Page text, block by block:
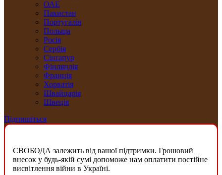
ОАЕ
Пакистан
Португалія
Польща
Росія
Сербія
Сінґапур
Фінляндія
Франція
Хорватія
Швайцарія
Швеція
Підпишіться
СВОБОДА залежить від вашої підтримки. Грошовий
внесок у будь-якій сумі допоможе нам оплатити постійне
висвітлення війни в Україні.